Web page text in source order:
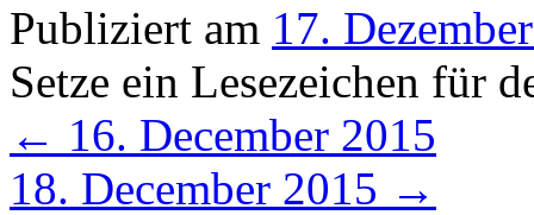
Publiziert am 17.
Setze ein Lesezeichen für
← 16. December 2015
18. December 2015 →